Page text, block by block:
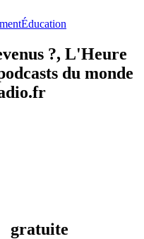
Éducation
?, L'Heure
du monde
gratuite